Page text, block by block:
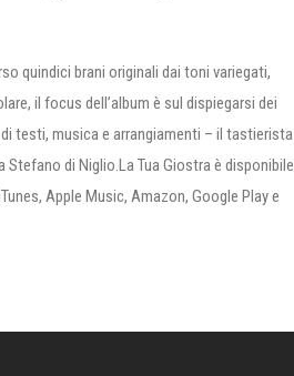
quindici brani originali dai toni variegati,
il focus dell’album è sul dispiegarsi dei
testi, musica e arrangiamenti – il tastierista
di Niglio.La Tua Giostra è disponibile
Apple Music, Amazon, Google Play e